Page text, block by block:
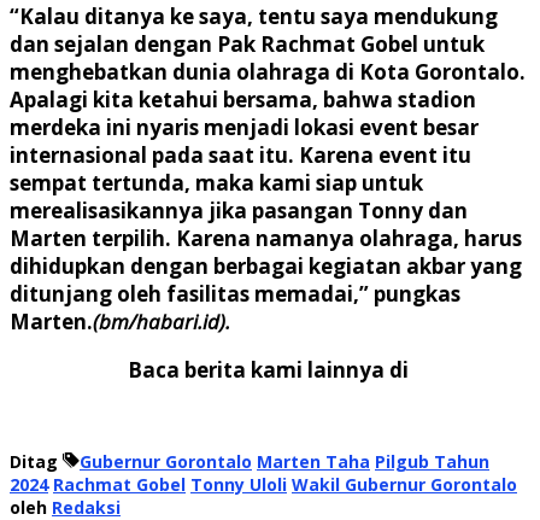
“Kalau ditanya ke saya, tentu saya mendukung
dan sejalan dengan Pak Rachmat Gobel untuk
menghebatkan dunia olahraga di Kota Gorontalo.
Apalagi kita ketahui bersama, bahwa stadion
merdeka ini nyaris menjadi lokasi event besar
internasional pada saat itu. Karena event itu
sempat tertunda, maka kami siap untuk
merealisasikannya jika pasangan Tonny dan
Marten terpilih. Karena namanya olahraga, harus
dihidupkan dengan berbagai kegiatan akbar yang
ditunjang oleh fasilitas memadai,” pungkas
Marten.(bm/habari.id).
Baca berita kami lainnya di
Ditag Gubernur Gorontalo Marten Taha Pilgub Tahun
2024 Rachmat Gobel Tonny Uloli Wakil Gubernur Gorontalo
oleh Redaksi